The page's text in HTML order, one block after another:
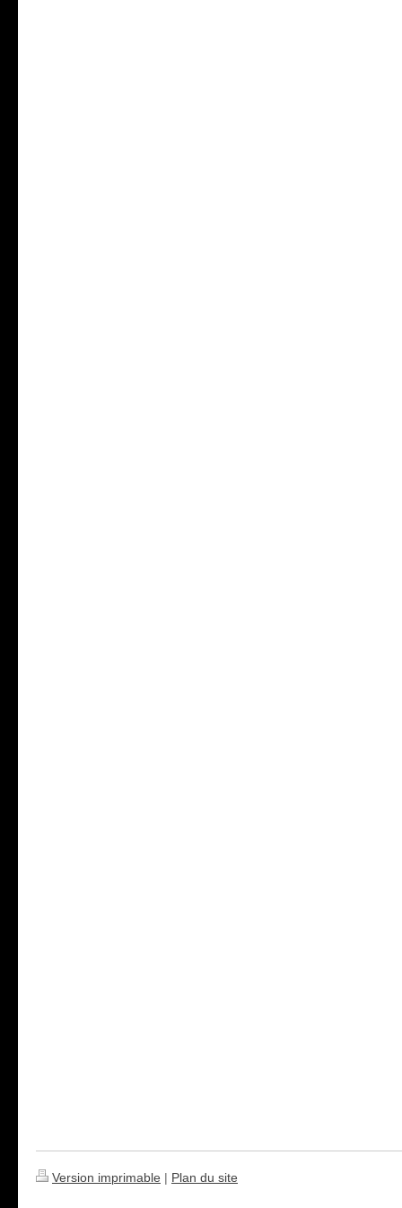
Version imprimable Plan du site